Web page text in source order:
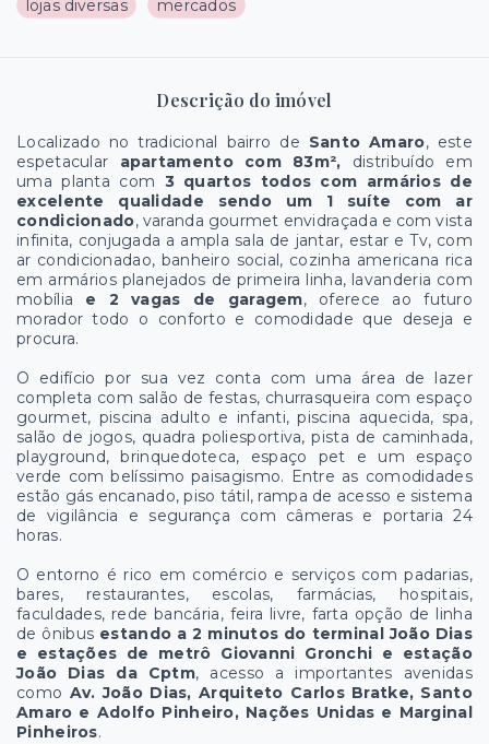
lojas diversas mercados
Descrição do imóvel
Localizado no tradicional bairro de Santo Amaro, este
espetacular apartamento com 83m², distribuído em
uma planta com 3 quartos todos com armários de
excelente qualidade sendo um 1 suíte com ar
condicionado, varanda gourmet envidraçada e com vista
infinita, conjugada a ampla sala de jantar, estar e Tv, com
ar condicionadao, banheiro social, cozinha americana rica
em armários planejados de primeira linha, lavanderia com
mobília e 2 vagas de garagem, oferece ao futuro
morador todo o conforto e comodidade que deseja e
procura.
O edifício por sua vez conta com uma área de lazer
completa com salão de festas, churrasqueira com espaço
gourmet, piscina adulto e infanti, piscina aquecida, spa,
salão de jogos, quadra poliesportiva, pista de caminhada,
playground, brinquedoteca, espaço pet e um espaço
verde com belíssimo paisagismo. Entre as comodidades
estão gás encanado, piso tátil, rampa de acesso e sistema
de vigilância e segurança com câmeras e portaria 24
horas.
O entorno é rico em comércio e serviços com padarias,
bares, restaurantes, escolas, farmácias, hospitais,
faculdades, rede bancária, feira livre, farta opção de linha
de ônibus estando a 2 minutos do terminal João Dias
e estações de metrô Giovanni Gronchi e estação
João Dias da Cptm, acesso a importantes avenidas
como Av. João Dias, Arquiteto Carlos Bratke, Santo
Amaro e Adolfo Pinheiro, Nações Unidas e Marginal
Pinheiros.